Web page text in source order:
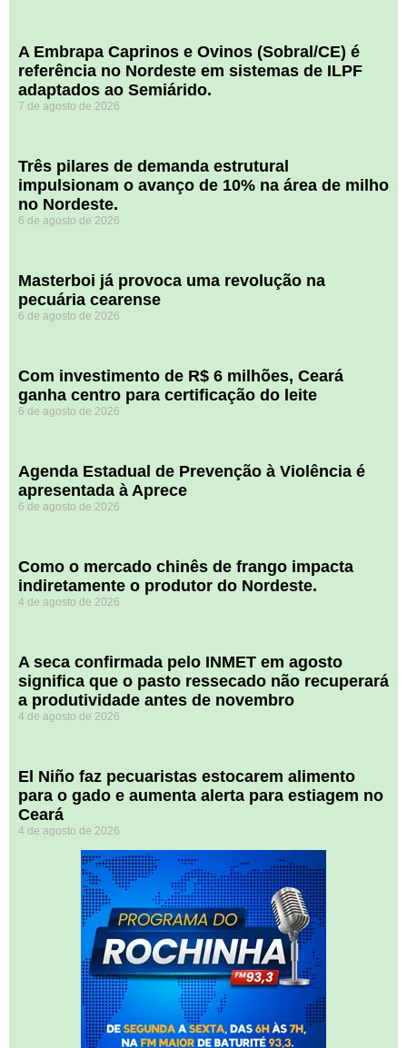
A Embrapa Caprinos e Ovinos (Sobral/CE) é
referência no Nordeste em sistemas de ILPF
adaptados ao Semiárido.
7 de agosto de 2026
​Três pilares de demanda estrutural
impulsionam o avanço de 10% na área de milho
no Nordeste.
6 de agosto de 2026
Masterboi já provoca uma revolução na
pecuária cearense
6 de agosto de 2026
Com investimento de R$ 6 milhões, Ceará
ganha centro para certificação do leite
6 de agosto de 2026
Agenda Estadual de Prevenção à Violência é
apresentada à Aprece
6 de agosto de 2026
​Como o mercado chinês de frango impacta
indiretamente o produtor do Nordeste.
4 de agosto de 2026
A seca confirmada pelo INMET em agosto
significa que o pasto ressecado não recuperará
a produtividade antes de novembro
4 de agosto de 2026
El Niño faz pecuaristas estocarem alimento
para o gado e aumenta alerta para estiagem no
Ceará
4 de agosto de 2026